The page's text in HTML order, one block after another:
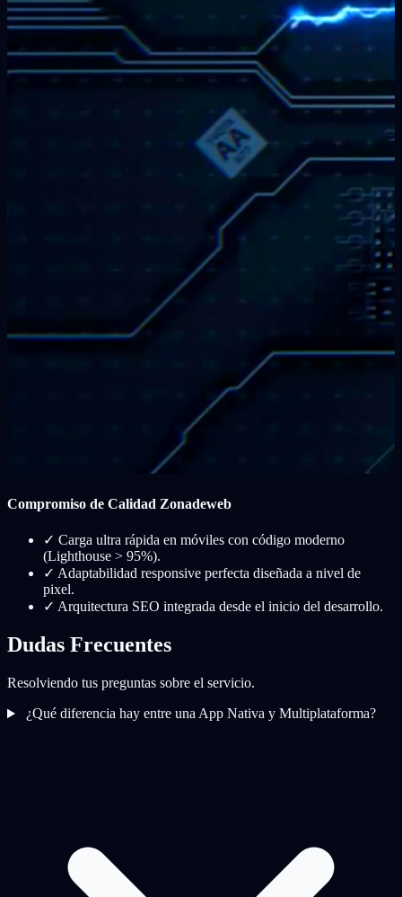
Compromiso de Calidad Zonadeweb
✓ Carga ultra rápida en móviles con código moderno
(Lighthouse > 95%).
✓ Adaptabilidad responsive perfecta diseñada a nivel de
pixel.
✓ Arquitectura SEO integrada desde el inicio del desarrollo.
Dudas Frecuentes
Resolviendo tus preguntas sobre el servicio.
¿Qué diferencia hay entre una App Nativa y Multiplataforma?